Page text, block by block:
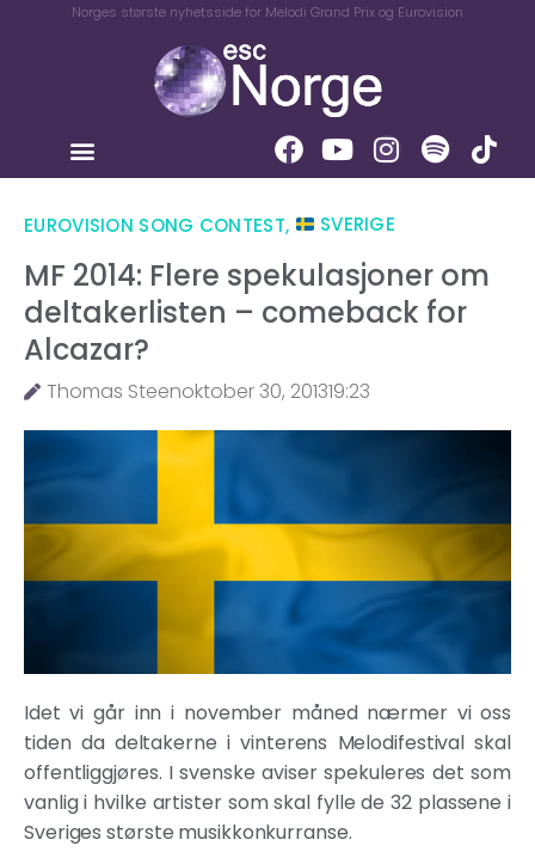
Norges største nyhetsside for Melodi Grand Prix og Eurovision
EUROVISION SONG CONTEST, SVERIGE
MF 2014: Flere spekulasjoner om
deltakerlisten – comeback for
Alcazar?
Thomas Steenoktober 30, 201319:23
Idet vi går inn i november måned nærmer vi oss
tiden da deltakerne i vinterens Melodifestival skal
offentliggjøres. I svenske aviser spekuleres det som
vanlig i hvilke artister som skal fylle de 32 plassene i
Sveriges største musikkonkurranse.